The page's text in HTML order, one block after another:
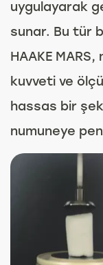
uygulayarak
sunar. Bu tür
HAAKE MARS,
kuvveti ve
hassas bir
numuneye